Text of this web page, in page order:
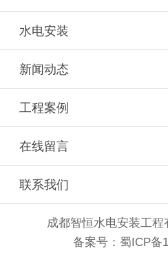
水电安装
新闻动态
工程案例
在线留言
联系我们
成都智恒水电安装工
备案号： 蜀ICP备